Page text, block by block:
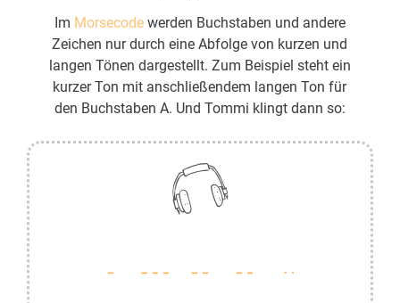
Im Morsecodewerden Buchstaben und andere
Zeichen nur durch eine Abfolge von kurzen und
langen Tönen dargestellt. Zum Beispiel steht ein
kurzer Ton mit anschließendem langen Ton für
den Buchstaben A. Und Tommi klingt dann so: